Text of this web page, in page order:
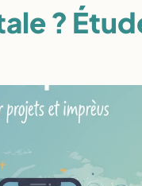
?